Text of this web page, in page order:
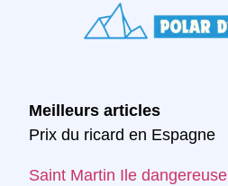
Meilleurs articles
Prix du ricard en Espagne
Saint Martin Ile dangereuse